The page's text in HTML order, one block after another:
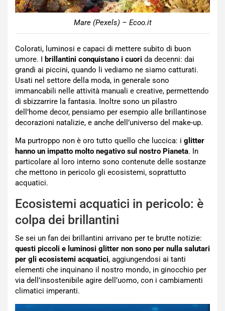
Mare (Pexels) – Ecoo.it
Colorati, luminosi e capaci di mettere subito di buon
umore. I brillantini conquistano i cuori da decenni: dai
grandi ai piccini, quando li vediamo ne siamo catturati.
Usati nel settore della moda, in generale sono
immancabili nelle attività manuali e creative, permettendo
di sbizzarrire la fantasia. Inoltre sono un pilastro
dell’home decor, pensiamo per esempio alle brillantinose
decorazioni natalizie, e anche dell’universo del make-up.
Ma purtroppo non è oro tutto quello che luccica: i glitter
hanno un impatto molto negativo sul nostro Pianeta. In
particolare al loro interno sono contenute delle sostanze
che mettono in pericolo gli ecosistemi, soprattutto
acquatici.
Ecosistemi acquatici in pericolo: è
colpa dei brillantini
Se sei un fan dei brillantini arrivano per te brutte notizie:
questi piccoli e luminosi glitter non sono per nulla salutari
per gli ecosistemi acquatici, aggiungendosi ai tanti
elementi che inquinano il nostro mondo, in ginocchio per
via dell’insostenibile agire dell’uomo, con i cambiamenti
climatici imperanti.